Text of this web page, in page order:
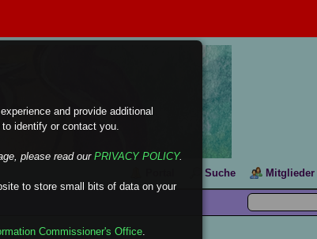
Suche Mitglieder
and provide additional
identify or contact you.
please read our PRIVACY POLICY.
to store small bits of data on your
Commissioner's Office.